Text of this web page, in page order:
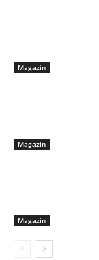
Magazin
Magazin
Magazin